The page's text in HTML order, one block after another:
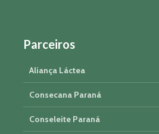
Parceiros
Aliança Láctea
Consecana Paraná
Conseleite Paraná